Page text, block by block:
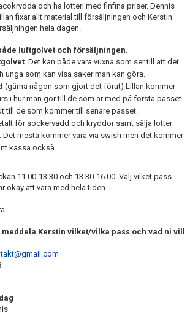
och ha lotteri med finfina priser. Dennis
fixar allt material till försäljningen och Kerstin
hela dagen.
luftgolvet och försäljningen.
. Det kan både vara vuxna som ser till att det
unga som kan visa saker man kan göra.
(gärna någon som gjort det förut) Lillan kommer
i hur man gör till de som är med på första passet.
till de som kommer till senare passet.
för sockervadd och kryddor samt sälja lotter
Det mesta kommer vara via swish men det kommer
kassa också.
11.00-13.30 och 13.30-16.00. Välj vilket pass
okay att vara med hela tiden.
Kerstin vilket/vilka pass och vad ni vill